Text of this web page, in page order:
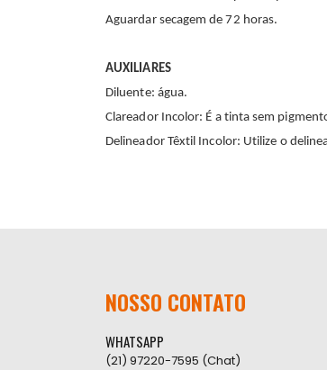
Aguardar secagem de 72 horas.
AUXILIARES
Diluente: água.
Clareador Incolor: É a tinta sem
Delineador Têxtil Incolor: Utilize o
NOSSO CONTATO
WHATSAPP
(21) 97220-7595 (Chat)